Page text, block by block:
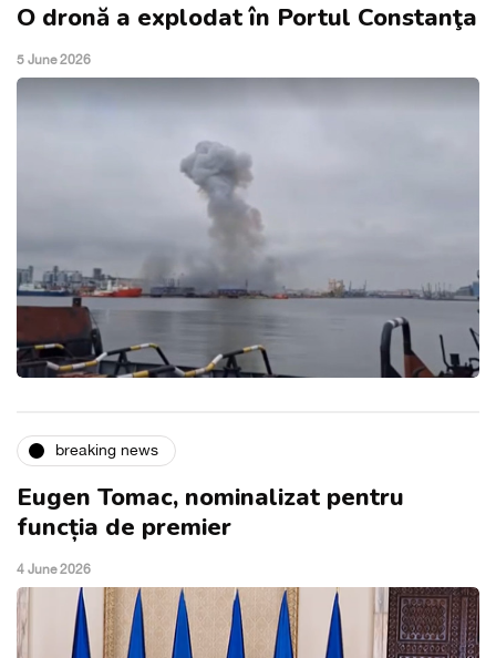
O dronă a explodat în Portul Constanţa
5 June 2026
breaking news
Eugen Tomac, nominalizat pentru
funcția de premier
4 June 2026